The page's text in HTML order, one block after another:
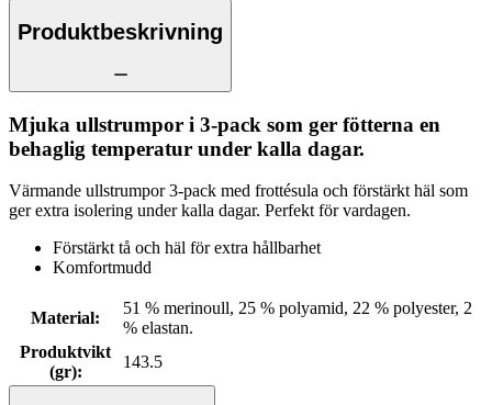
Produktbeskrivning
Mjuka ullstrumpor i 3-pack som ger fötterna en
behaglig temperatur under kalla dagar.
Värmande ullstrumpor 3-pack med frottésula och förstärkt häl som
ger extra isolering under kalla dagar. Perfekt för vardagen.
Förstärkt tå och häl för extra hållbarhet
Komfortmudd
Material:
51 % merinoull, 25 % polyamid, 22 % polyester, 2
% elastan.
Produktvikt
(gr):
143.5